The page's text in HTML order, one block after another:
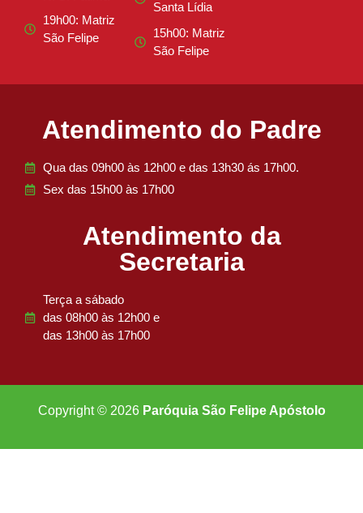
19h00: Matriz
São Felipe
Santa Lídia
15h00: Matriz
São Felipe
Atendimento do Padre
Qua das 09h00 às 12h00 e das 13h30 ás 17h00.
Sex das 15h00 às 17h00
Atendimento da
Secretaria
Terça a sábado
das 08h00 às 12h00 e
das 13h00 às 17h00
Copyright © 2026 Paróquia São Felipe Apóstolo